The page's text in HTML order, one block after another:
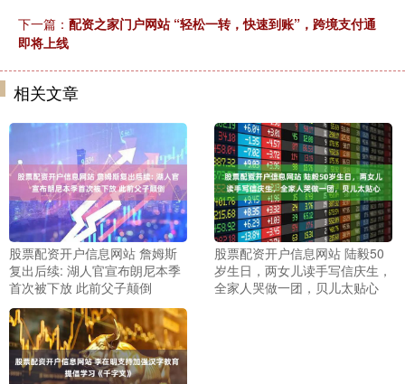
下一篇： 配资之家门户网站 “轻松一转，快速到账”，跨境支付通
即将上线
相关文章
股票配资开户信息网站 詹姆斯
复出后续: 湖人官宣布朗尼本季
首次被下放 此前父子颠倒
股票配资开户信息网站 陆毅50
岁生日，两女儿读手写信庆生，
全家人哭做一团，贝儿太贴心